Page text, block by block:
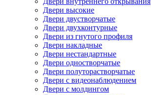
Двери высокие
Двери двустворчатые
Двери двухконтурные
Двери из гнутого профиля
Двери накладные
Двери нестандартные
Двери одностворчатые
Двери полуторастворчатые
Двери с видеонаблюдением
Двери с молдингом